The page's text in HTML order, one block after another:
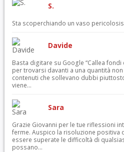
S.
Sta scoperchiando un vaso
Davide
Basta digitare su Google “Callea fondi
per trovarsi davanti a una quantità
contenuti che sollevano dubbi
viene...
Sara
Grazie Giovanni per le tue riflessioni
ferme. Auspico la risoluzione positiva
essere superate le difficoltà di
possano...